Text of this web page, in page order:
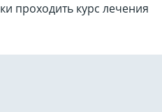
проходить курс лечения